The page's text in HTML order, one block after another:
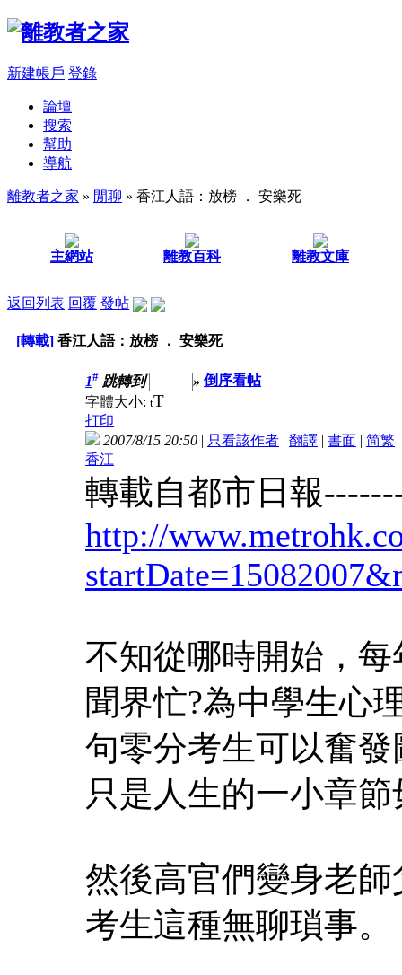
新建帳戶 登錄
論壇
搜索
幫助
導航
離教者之家 » 閒聊 » 香江人語：放榜 ． 安樂死
主網站 離教百科 離教文庫
返回列表 回覆 發帖
[轉載] 香江人語：放榜 ． 安樂死
1# 跳轉到 » 倒序看帖
字體大小: tT
打印
2007/8/15 20:50 | 只看該作者 | 翻譯 | 書面 | 简繁
香江
轉載自都市日報
http://
不知從哪時開始，
聞界忙?為中學生心
句零分考生可以奮
只是人生的一小章
然後高官們變身老
考生這種無聊瑣事。